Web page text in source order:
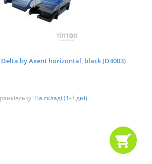
by Axent horizontal, black (D4003)
На складі (1-3 дні)